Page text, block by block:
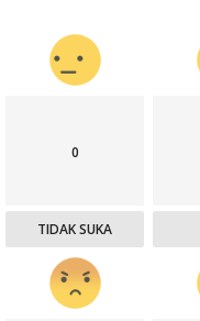
0
TIDAK SUKA